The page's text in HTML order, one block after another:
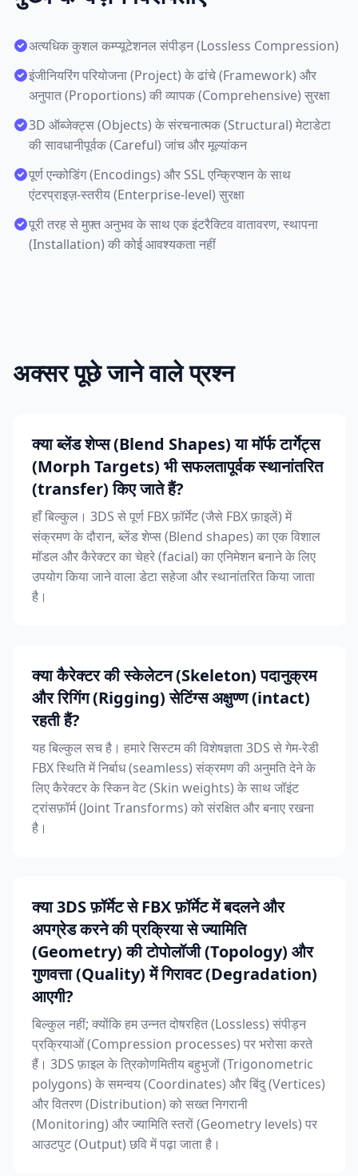
अत्यधिक कुशल कम्प्यूटेशनल संपीड़न (Lossless Compression)
इंजीनियरिंग परियोजना (Project) के ढांचे (Framework) और
अनुपात (Proportions) की व्यापक (Comprehensive) सुरक्षा
3D ऑब्जेक्ट्स (Objects) के संरचनात्मक (Structural) मेटाडेटा
की सावधानीपूर्वक (Careful) जांच और मूल्यांकन
पूर्ण एन्कोडिंग (Encodings) और SSL एन्क्रिप्शन के साथ
एंटरप्राइज़-स्तरीय (Enterprise-level) सुरक्षा
पूरी तरह से मुफ़्त अनुभव के साथ एक इंटरैक्टिव वातावरण, स्थापना
(Installation) की कोई आवश्यकता नहीं
अक्सर पूछे जाने वाले प्रश्न
क्या ब्लेंड शेप्स (Blend Shapes) या मॉर्फ टार्गेट्स
(Morph Targets) भी सफलतापूर्वक स्थानांतरित
(transfer) किए जाते हैं?
हाँ बिल्कुल। 3DS से पूर्ण FBX फ़ॉर्मेट (जैसे FBX फ़ाइलें) में
संक्रमण के दौरान, ब्लेंड शेप्स (Blend shapes) का एक विशाल
मॉडल और कैरेक्टर का चेहरे (facial) का एनिमेशन बनाने के लिए
उपयोग किया जाने वाला डेटा सहेजा और स्थानांतरित किया जाता
है।
क्या कैरेक्टर की स्केलेटन (Skeleton) पदानुक्रम
और रिगिंग (Rigging) सेटिंग्स अक्षुण्ण (intact)
रहती हैं?
यह बिल्कुल सच है। हमारे सिस्टम की विशेषज्ञता 3DS से गेम-रेडी
FBX स्थिति में निर्बाध (seamless) संक्रमण की अनुमति देने के
लिए कैरेक्टर के स्किन वेट (Skin weights) के साथ जॉइंट
ट्रांसफ़ॉर्म (Joint Transforms) को संरक्षित और बनाए रखना
है।
क्या 3DS फ़ॉर्मेट से FBX फ़ॉर्मेट में बदलने और
अपग्रेड करने की प्रक्रिया से ज्यामिति
(Geometry) की टोपोलॉजी (Topology) और
गुणवत्ता (Quality) में गिरावट (Degradation)
आएगी?
बिल्कुल नहीं; क्योंकि हम उन्नत दोषरहित (Lossless) संपीड़न
प्रक्रियाओं (Compression processes) पर भरोसा करते
हैं। 3DS फ़ाइल के त्रिकोणमितीय बहुभुजों (Trigonometric
polygons) के समन्वय (Coordinates) और बिंदु (Vertices)
और वितरण (Distribution) को सख्त निगरानी
(Monitoring) और ज्यामिति स्तरों (Geometry levels) पर
आउटपुट (Output) छवि में पढ़ा जाता है।